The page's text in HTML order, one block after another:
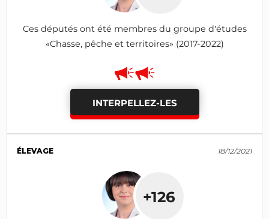
Ces députés ont été membres du groupe d'études
«Chasse, pêche et territoires» (2017-2022)
INTERPELLEZ-LES
ÉLEVAGE 18/12/2021
+126